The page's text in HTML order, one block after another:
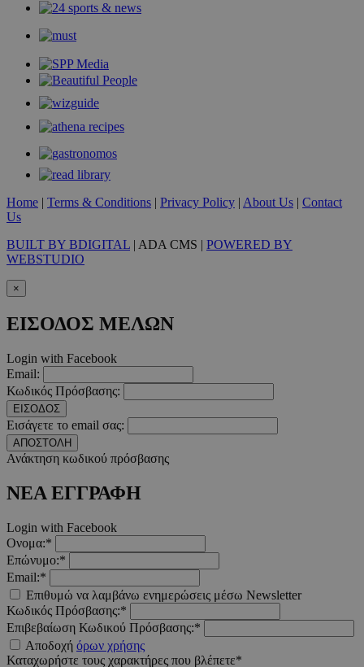
Home | Terms & Conditions | Privacy Policy | About Us | Contact
Us
BUILT BY BDIGITAL | ADA CMS | POWERED BY
WEBSTUDIO
×
ΕΙΣΟΔΟΣ ΜΕΛΩΝ
Login with Facebook
Email:
Κωδικός Πρόσβασης:
ΕΙΣΟΔΟΣ
Εισάγετε το email σας:
ΑΠΟΣΤΟΛΗ
Ανάκτηση κωδικού πρόσβασης
ΝΕΑ ΕΓΓΡΑΦΗ
Login with Facebook
Ονομα:*
Επώνυμο:*
Email:*
Επιθυμώ να λαμβάνω ενημερώσεις μέσω Newsletter
Κωδικός Πρόσβασης:*
Επιβεβαίωση Κωδικού Πρόσβασης:*
Αποδοχή όρων χρήσης
Καταχωρήστε τους χαρακτήρες που βλέπετε*
takeOverCookie
AdSphere-GDPR